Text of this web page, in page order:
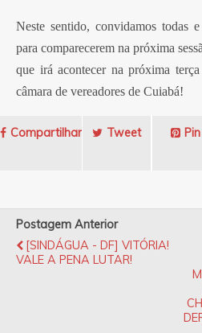
Neste sentido, convidamos todas
para comparecerem na próxima
que irá acontecer na próxima
câmara de vereadores de Cuiabá!
Compartilhar Tweet Pin
Postagem Anterior
[SINDÁGUA - DF] VITÓRIA!
VALE A PENA LUTAR!